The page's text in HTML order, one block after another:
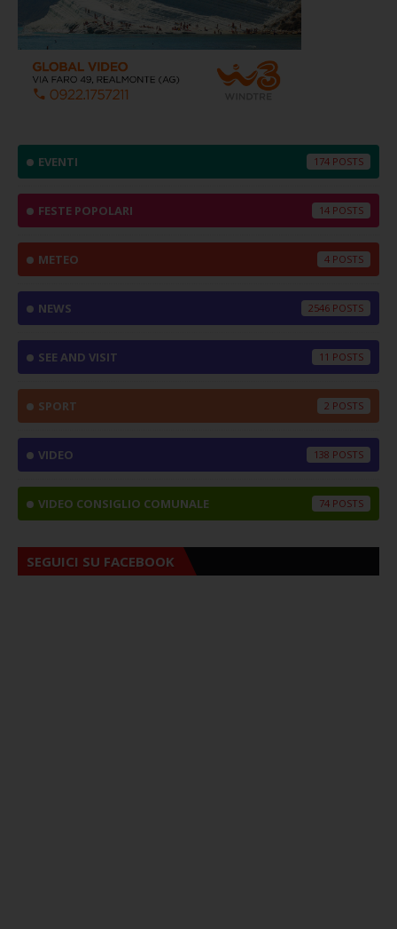
EVENTI 174
FESTE POPOLARI 14
METEO 4
NEWS 2546
SEE AND VISIT 11
SPORT 2
VIDEO 138
VIDEO CONSIGLIO COMUNALE 74
SEGUICI SU FACEBOOK